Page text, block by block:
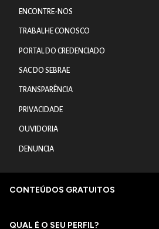
ENCONTRE-NOS
TRABALHE CONOSCO
PORTAL DO CREDENCIADO
SAC DO SEBRAE
TRANSPARÊNCIA
PRIVACIDADE
OUVIDORIA
DENUNCIA
CONTEÚDOS GRATUITOS
QUAL É O SEU PERFIL?